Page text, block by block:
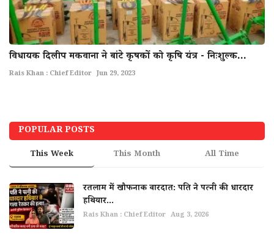
विधायक दिलीप मकवाना ने बांटे कृषकों को कृषि यंत्र - निःशुल्क...
Rais Khan : Chief Editor Jun 29, 2023
POPULAR POSTS
This Week This Month All Time
रतलाम में खौफनाक वारदात: पति ने पत्नी की धारदार
हथियार...
Rais Khan : Chief Editor Aug 3, 2026